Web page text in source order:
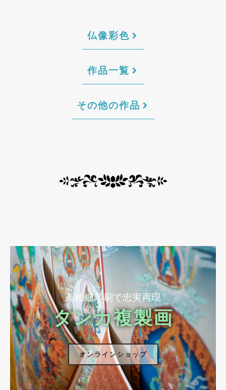
仏像彩色
作品一覧
その他の作品
高精細印刷で忠実再現
タンカ複製画
オンラインショップ